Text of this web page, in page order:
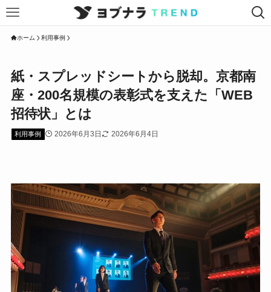
ホーム 利用事例
紙・スプレッドシートから脱却。京都南
座・200名規模の表彰式を支えた「WEB
招待状」とは
利用事例 2026年6月3日 2026年6月4日